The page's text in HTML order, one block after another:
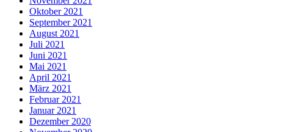
Oktober 2021
September 2021
August 2021
Juli 2021
Juni 2021
Mai 2021
April 2021
März 2021
Februar 2021
Januar 2021
Dezember 2020